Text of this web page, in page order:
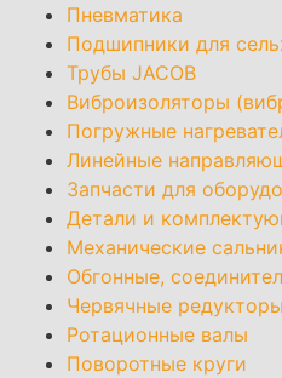
Пневматика
Подшипники для
Трубы JACOB
Виброизоляторы
Погружные
Линейные
Запчасти для
Детали и
Механические
Обгонные,
Червячные редукторы
Ротационные валы
Поворотные круги